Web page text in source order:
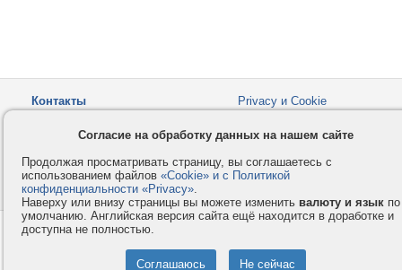
Контакты
Privacy и Cookie
Как оплатить
Форумы
© 2008-2026VMESTE.EU
Согласие на обработку данных на нашем сайте
Продолжая просматривать страницу, вы соглашаетесь с
использованием файлов «Cookie» и с Политикой
конфиденциальности «Privacy».
Наверху или внизу страницы вы можете изменить валюту и язык по
умолчанию. Английская версия сайта ещё находится в доработке и
доступна не полностью.